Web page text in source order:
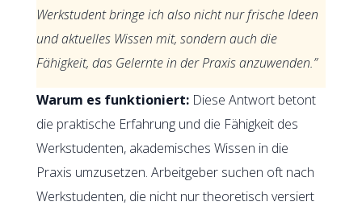
Werkstudent bringe ich also nicht nur frische Ideen
und aktuelles Wissen mit, sondern auch die
Fähigkeit, das Gelernte in der Praxis anzuwenden.”
Warum es funktioniert:Diese Antwort betont
die praktische Erfahrung und die Fähigkeit des
Werkstudenten, akademisches Wissen in die
Praxis umzusetzen. Arbeitgeber suchen oft nach
Werkstudenten, die nicht nur theoretisch versiert